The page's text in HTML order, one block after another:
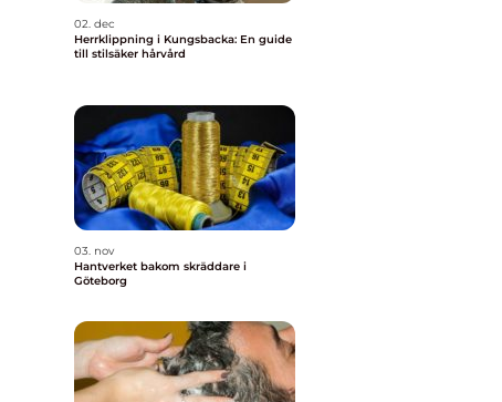
02. dec
Herrklippning i Kungsbacka: En guide
till stilsäker hårvård
03. nov
Hantverket bakom skräddare i
Göteborg